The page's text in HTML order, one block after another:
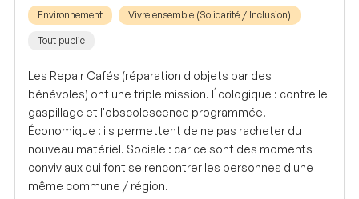
Environnement Vivre ensemble (Solidarité / Inclusion)
Tout public
Les Repair Cafés (réparation d'objets par des
bénévoles) ont une triple mission. Écologique : contre le
gaspillage et l'obscolescence programmée.
Économique : ils permettent de ne pas racheter du
nouveau matériel. Sociale : car ce sont des moments
conviviaux qui font se rencontrer les personnes d'une
même commune / région.